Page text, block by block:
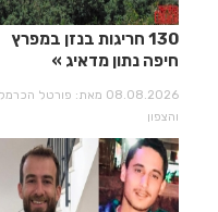
130 חריגות בנזן במפרץ
חיפה נתון מדאיג
08.08.2026 מאת: פורטל הכרמל
והצפון